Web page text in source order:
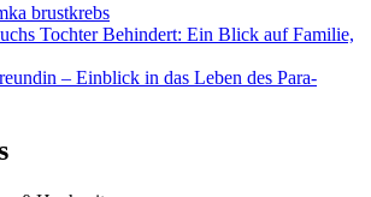
brustkrebs
Tochter Behindert: Ein Blick auf Familie,
– Einblick in das Leben des Para-